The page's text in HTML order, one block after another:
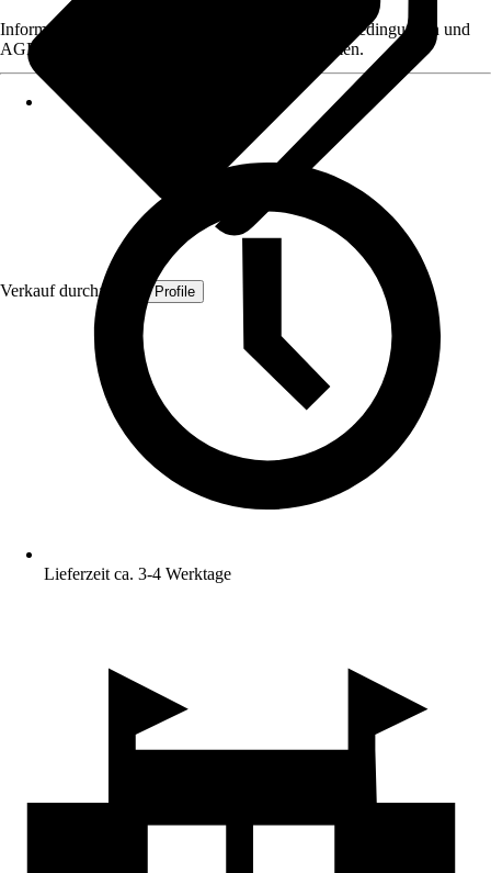
Verkauf durch: Quest Profile
Informationen des Verkäufers, wie z. B. Rückgabebedingungen und
AGB, finden Sie bei Klick auf den Verkäufernamen.
Lieferzeit ca. 3-4 Werktage